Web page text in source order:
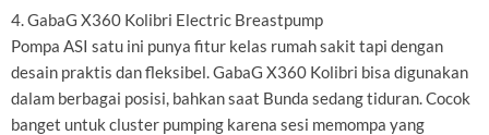
4. GabaG X360 Kolibri Electric Breastpump
Pompa ASI satu ini punya fitur kelas rumah sakit tapi dengan
desain praktis dan fleksibel. GabaG X360 Kolibri bisa digunakan
dalam berbagai posisi, bahkan saat Bunda sedang tiduran. Cocok
banget untuk cluster pumping karena sesi memompa yang